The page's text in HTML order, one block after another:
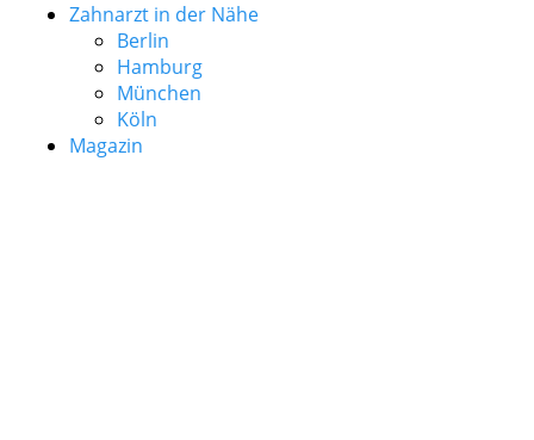
Zahnarzt in der Nähe
Berlin
Hamburg
München
Köln
Magazin